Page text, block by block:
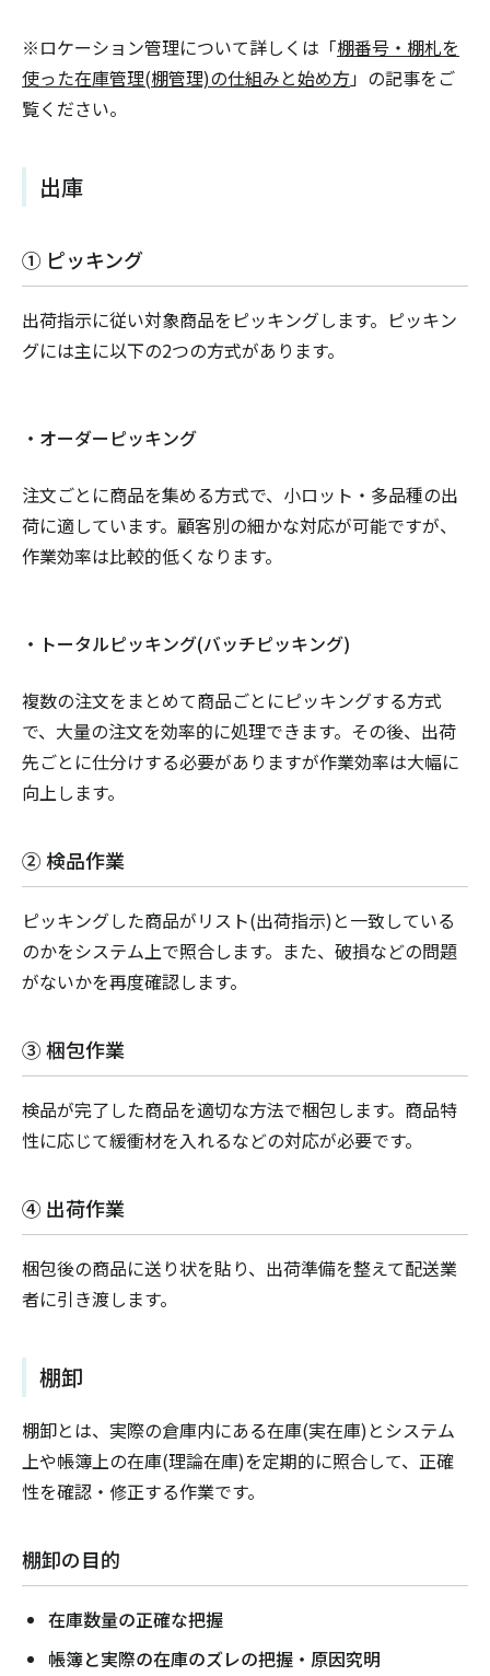
※ロケーション管理について詳しくは「棚番号・棚札を
使った在庫管理(棚管理)の仕組みと始め方」の記事をご
覧ください。
出庫
① ピッキング
出荷指示に従い対象商品をピッキングします。ピッキン
グには主に以下の2つの方式があります。
・オーダーピッキング
注文ごとに商品を集める方式で、小ロット・多品種の出
荷に適しています。顧客別の細かな対応が可能ですが、
作業効率は比較的低くなります。
・トータルピッキング(バッチピッキング)
複数の注文をまとめて商品ごとにピッキングする方式
で、大量の注文を効率的に処理できます。その後、出荷
先ごとに仕分けする必要がありますが作業効率は大幅に
向上します。
② 検品作業
ピッキングした商品がリスト(出荷指示)と一致している
のかをシステム上で照合します。また、破損などの問題
がないかを再度確認します。
③ 梱包作業
検品が完了した商品を適切な方法で梱包します。商品特
性に応じて緩衝材を入れるなどの対応が必要です。
④ 出荷作業
梱包後の商品に送り状を貼り、出荷準備を整えて配送業
者に引き渡します。
棚卸
棚卸とは、実際の倉庫内にある在庫(実在庫)とシステム
上や帳簿上の在庫(理論在庫)を定期的に照合して、正確
性を確認・修正する作業です。
棚卸の目的
在庫数量の正確な把握
帳簿と実際の在庫のズレの把握・原因究明